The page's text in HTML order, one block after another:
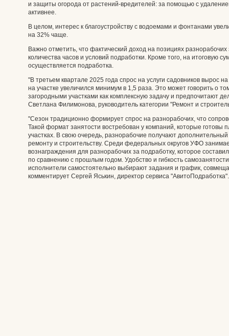
и защиты огорода от растений-вредителей: за помощью с
активнее.
В целом, интерес к благоустройству с водоемами и фонтанами
на 32% чаще.
Важно отметить, что фактический доход на позициях
количества часов и условий подработки. Кроме того, на итоговую
осуществляется подработка.
"В третьем квартале 2025 года спрос на услуги садовников вырос
на участке увеличился минимум в 1,5 раза. Это может говорить о
загородными участками как комплексную задачу и предпочитают
Светлана Филимонова, руководитель категории "Ремонт и
"Сезон традиционно формирует спрос на разнорабочих, что
Такой формат занятости востребован у компаний, которые готовы
участках. В свою очередь, разнорабочие получают
ремонту и строительству. Среди федеральных округов УФО
вознаграждения для разнорабочих за подработку, которое
по сравнению с прошлым годом. Удобство и гибкость
исполнители самостоятельно выбирают задания и график,
комментирует Сергей Яськин, директор сервиса "АвитоПодработка".